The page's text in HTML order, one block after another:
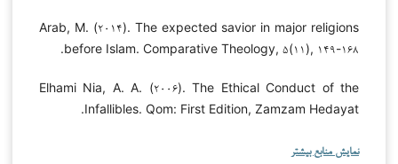
Arab, M. (۲۰۱۴). The expected savior in major religions
before Islam. Comparative Theology, ۵(۱۱), ۱۴۹-۱۶۸.
Elhami Nia, A. A. (۲۰۰۶). The Ethical Conduct of the
Infallibles. Qom: First Edition, Zamzam Hedayat.
نمایش منابع بیشتر